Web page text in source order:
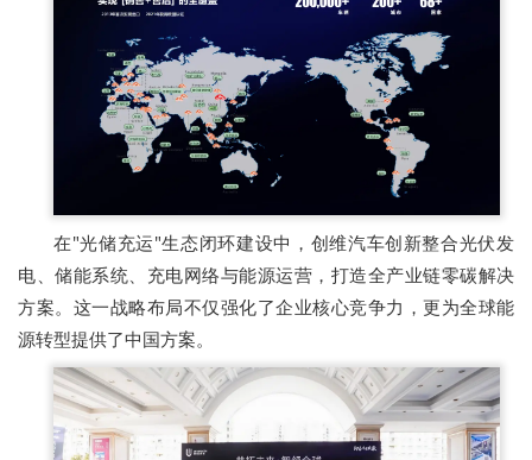
在"光储充运"生态闭环建设中，创维汽车创新整合光伏发
电、储能系统、充电网络与能源运营，打造全产业链零碳解决
方案。这一战略布局不仅强化了企业核心竞争力，更为全球能
源转型提供了中国方案。